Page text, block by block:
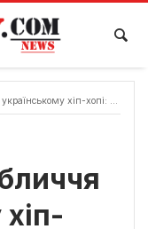
хіп-хопі: біографія